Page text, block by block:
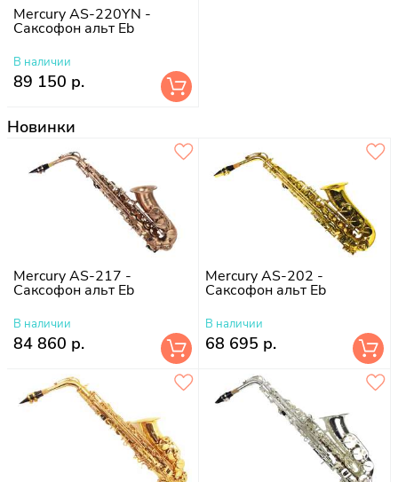
Mercury AS-220YN -
Саксофон альт Eb
В наличии
89 150 р.
Новинки
Mercury AS-217 -
Саксофон альт Eb
В наличии
84 860 р.
Mercury AS-202 -
Саксофон альт Eb
В наличии
68 695 р.